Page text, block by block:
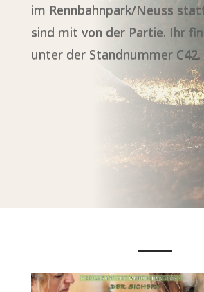
im Rennbahnpark/Neuss
sind mit von der Partie. Ihr
unter der Standnummer C42.